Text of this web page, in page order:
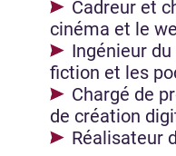
Cadreur et
cinéma et le
Ingénieur
fiction et les
Chargé de
de création
Réalisateur